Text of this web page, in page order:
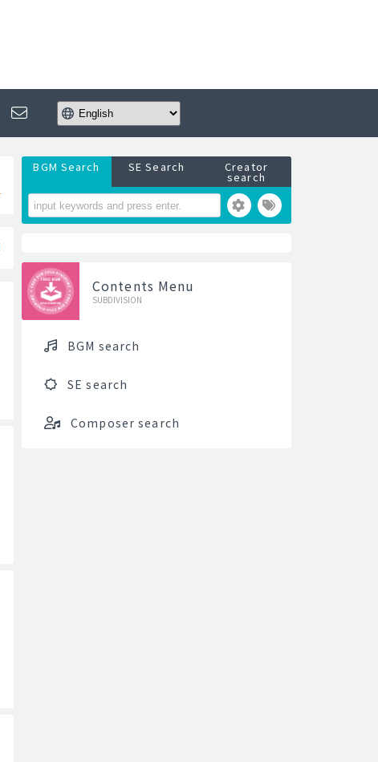
BGM Search SE Search Creator
search
Contents Menu
SUBDIVISION
BGM search
SE search
Composer search